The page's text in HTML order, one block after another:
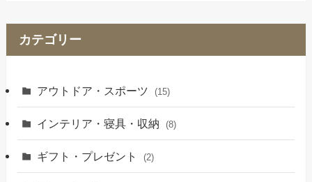
カテゴリー
アウトドア・スポーツ (15)
インテリア・寝具・収納 (8)
ギフト・プレゼント (2)